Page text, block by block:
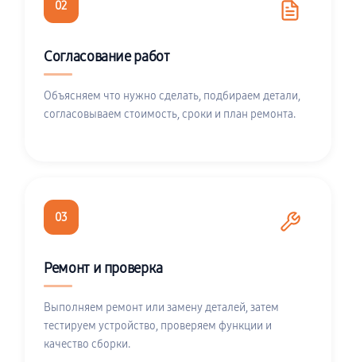
02
Согласование работ
Объясняем что нужно сделать, подбираем детали,
согласовываем стоимость, сроки и план ремонта.
03
Ремонт и проверка
Выполняем ремонт или замену деталей, затем
тестируем устройство, проверяем функции и
качество сборки.